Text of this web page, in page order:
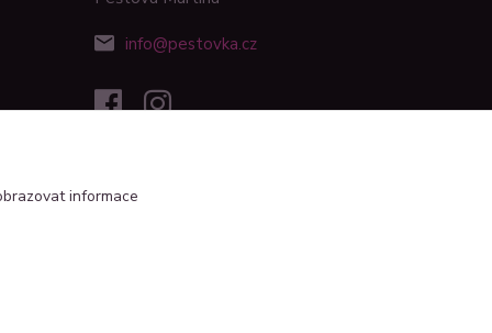
info@pestovka.cz
informace